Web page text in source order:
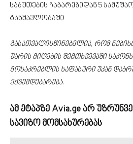
საბუთების ჩაბარებიდან 5
განმავლობაში.
გასათვალისწინებელია, რომ
უარის მიღების შემთხვევაში
მოსაკრებლის საფასური უკან
ექვემდებარება.
ამ ეტაპზე Avia.ge არ
სავიზო მომსახურებას